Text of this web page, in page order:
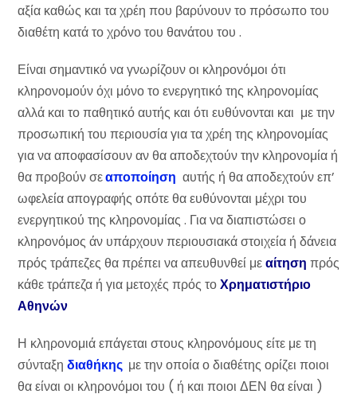
αξία καθώς και τα χρέη που βαρύνουν το πρόσωπο του
διαθέτη κατά το χρόνο του θανάτου του .
Είναι σημαντικό να γνωρίζουν οι κληρονόμοι ότι
κληρονομούν όχι μόνο το ενεργητικό της κληρονομίας
αλλά και το παθητικό αυτής και ότι ευθύνονται και με την
προσωπική του περιουσία για τα χρέη της κληρονομίας
για να αποφασίσουν αν θα αποδεχτούν την κληρονομία ή
θα προβούν σεαποποίηση αυτής ή θα αποδεχτούν επ’
ωφελεία απογραφής οπότε θα ευθύνονται μέχρι του
ενεργητικού της κληρονομίας . Για να διαπιστώσει ο
κληρονόμος άν υπάρχουν περιουσιακά στοιχεία ή δάνεια
πρός τράπεζες θα πρέπει να απευθυνθεί μεαίτηση πρός
κάθε τράπεζα ή για μετοχές πρός τοΧρηματιστήριο
Αθηνών
Η κληρονομιά επάγεται στους κληρονόμους είτε με τη
σύνταξη διαθήκης με την οποία ο διαθέτης ορίζει ποιοι
θα είναι οι κληρονόμοι του ( ή και ποιοι ΔΕΝ θα είναι )